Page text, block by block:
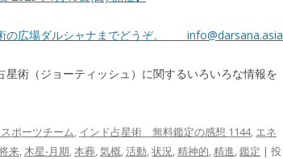
の広場ダルシャナまでどうぞ。 info@darsana.asia
術（ジョーティッシュ）に関するいろいろな情報を
ポーツチーム, インド占星術 無料鑑定の感想 1144, エネ
来,木星-月期,本葬,気概,活動,状況,精神的,精進,鑑定 | 投